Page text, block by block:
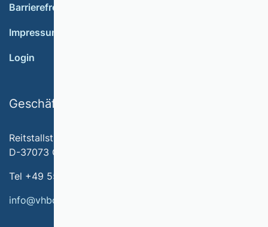
Barrierefreiheit
Impressum
Login
Geschäftsstelle
Reitstallstr. 7
D-37073 Göttingen
Tel +49 551 79778-566
info@vhbonline.org